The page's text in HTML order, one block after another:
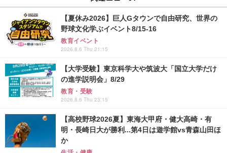
【夏休み2026】巨人Gタウンで自由研究、世界の
野球文化学ぶイベント8/15-16
教育イベント
2026.8.6 Thu 21:15
【大学受験】東京科学大や筑波大「国立大学だけ
の進学説明会」8/29
教育・受験
2026.8.6 Thu 23:15
【高校野球2026夏】東海大甲府・健大高崎・有
明・長崎日大が勝利...第4日は遊学館vs青森山田ほ
か